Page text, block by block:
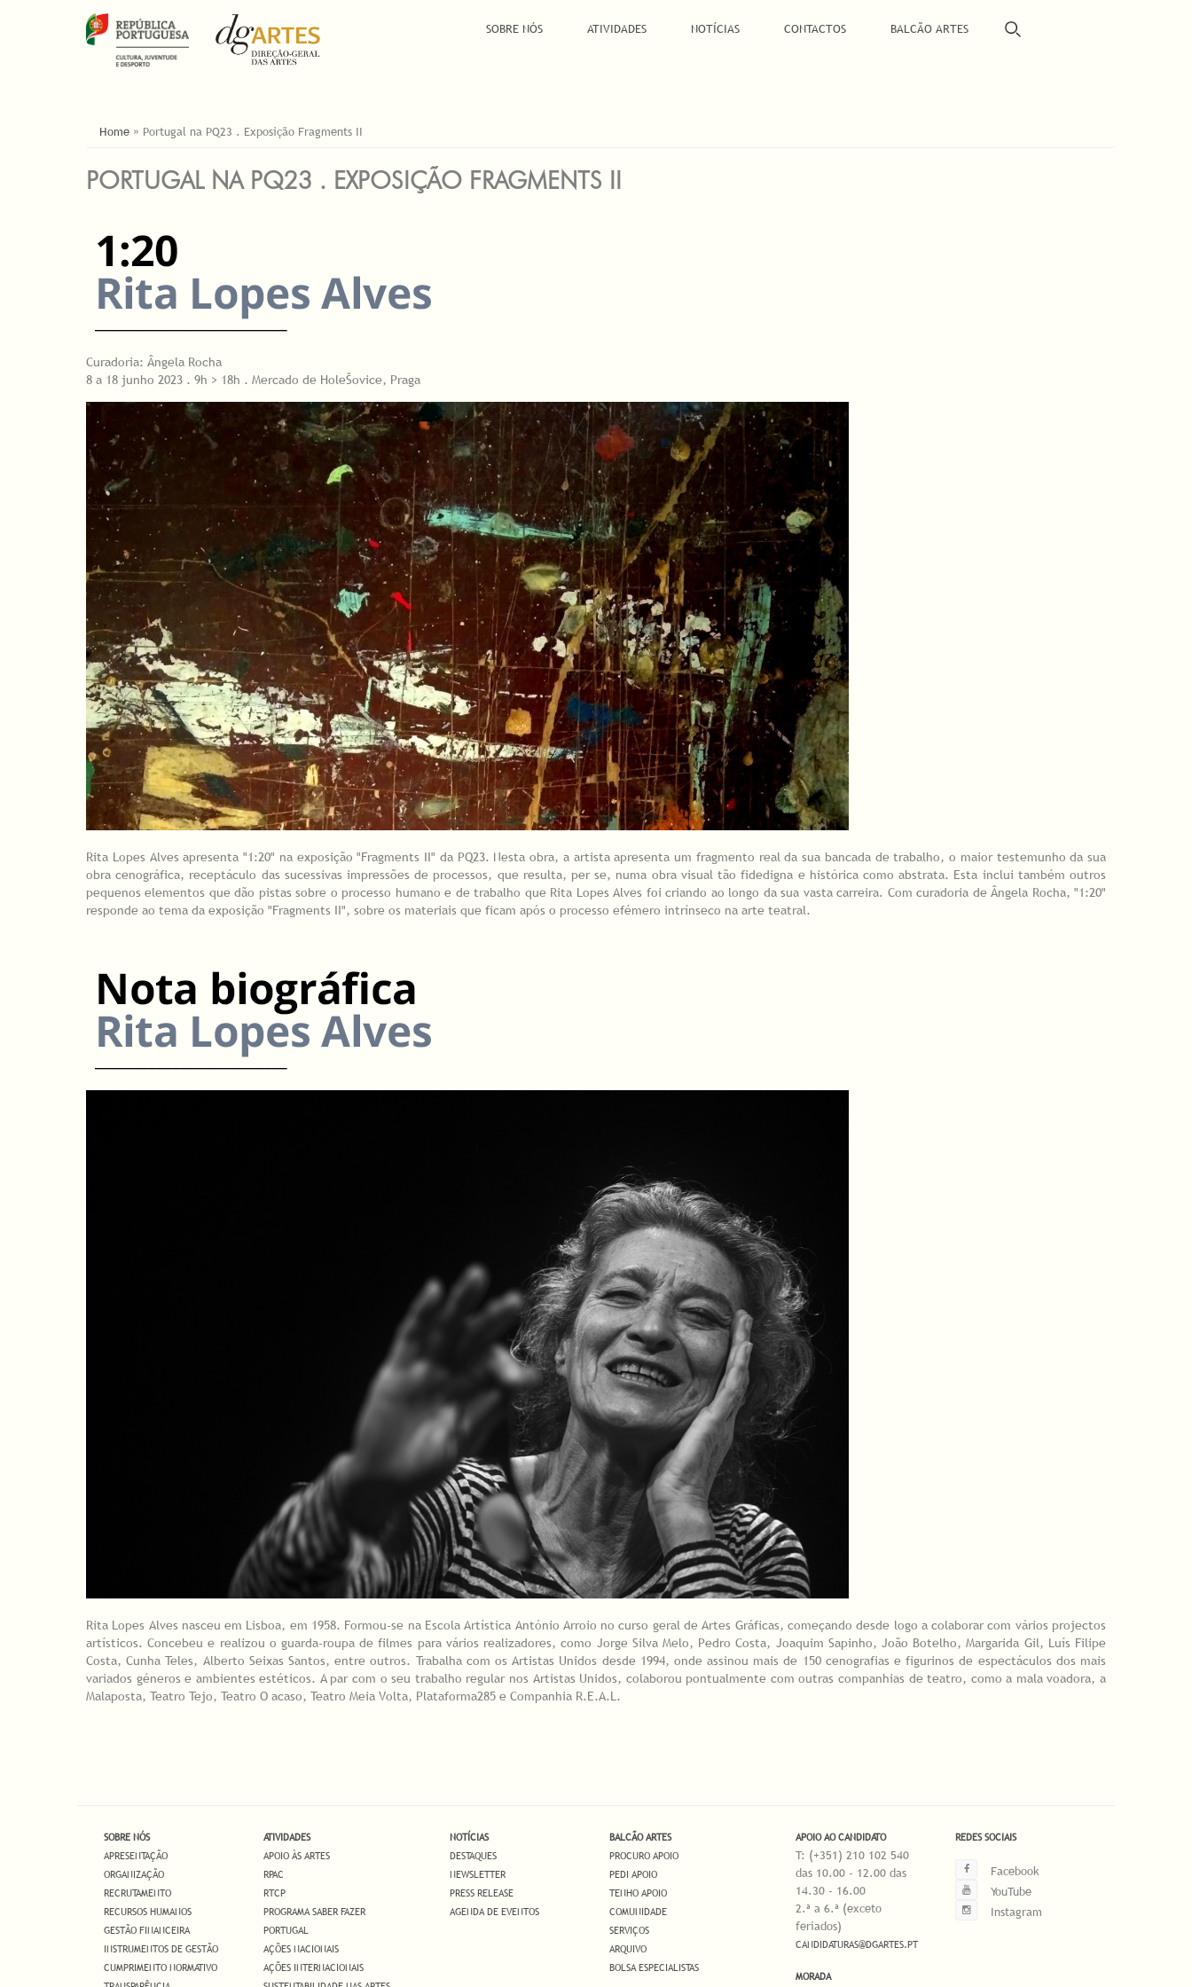
SOBRE NÓS ATIVIDADES NOTÍCIAS CONTACTOS BALCÃO ARTES
ESTÁ AQUI
Home » Portugal na PQ23 . Exposição Fragments II
PORTUGAL NA PQ23 . EXPOSIÇÃO FRAGMENTS II
Curadoria: Ângela Rocha
8 a 18 junho 2023 . 9h > 18h . Mercado de HoleŠovice, Praga
Rita Lopes Alves apresenta "1:20" na exposição "Fragments II" da PQ23. Nesta obra, a artista apresenta um fragmento real da sua bancada de trabalho, o maior testemunho da sua
obra cenográfica, receptáculo das sucessivas impressões de processos, que resulta, per se, numa obra visual tão fidedigna e histórica como abstrata. Esta inclui também outros
pequenos elementos que dão pistas sobre o processo humano e de trabalho que Rita Lopes Alves foi criando ao longo da sua vasta carreira. Com curadoria de Ângela Rocha, "1:20"
responde ao tema da exposição "Fragments II", sobre os materiais que ficam após o processo efémero intrínseco na arte teatral.
Rita Lopes Alves nasceu em Lisboa, em 1958. Formou-se na Escola Artística António Arroio no curso geral de Artes Gráficas, começando desde logo a colaborar com vários projectos
artísticos. Concebeu e realizou o guarda-roupa de filmes para vários realizadores, como Jorge Silva Melo, Pedro Costa, Joaquim Sapinho, João Botelho, Margarida Gil, Luís Filipe
Costa, Cunha Teles, Alberto Seixas Santos, entre outros. Trabalha com os Artistas Unidos desde 1994, onde assinou mais de 150 cenografias e figurinos de espectáculos dos mais
variados géneros e ambientes estéticos. A par com o seu trabalho regular nos Artistas Unidos, colaborou pontualmente com outras companhias de teatro, como a mala voadora, a
Malaposta, Teatro Tejo, Teatro O acaso, Teatro Meia Volta, Plataforma285 e Companhia R.E.A.L.
SOBRE NÓS
APRESENTAÇÃO
ORGANIZAÇÃO
RECRUTAMENTO
RECURSOS HUMANOS
GESTÃO FINANCEIRA
INSTRUMENTOS DE GESTÃO
CUMPRIMENTO NORMATIVO
ATIVIDADES
APOIO ÀS ARTES
RPAC
RTCP
PROGRAMA SABER FAZER
PORTUGAL
AÇÕES NACIONAIS
AÇÕES INTERNACIONAIS
NOTÍCIAS
DESTAQUES
NEWSLETTER
PRESS RELEASE
AGENDA DE EVENTOS
BALCÃO ARTES
PROCURO APOIO
PEDI APOIO
TENHO APOIO
COMUNIDADE
SERVIÇOS
ARQUIVO
BOLSA ESPECIALISTAS
APOIO AO CANDIDATO
T: (+351) 210 102 540
das 10.00 - 12.00 das
14.30 - 16.00
2.ª a 6.ª (exceto
feriados)
CANDIDATURAS@DGARTES.PT
MORADA
REDES SOCIAIS
Facebook
YouTube
Instagram